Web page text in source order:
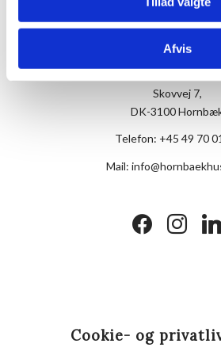
Afvis
Hotel
Skovvej 7,
DK-3100
Telefon: +45 49 70
Mail:
facebookinstagram
Cookie- og